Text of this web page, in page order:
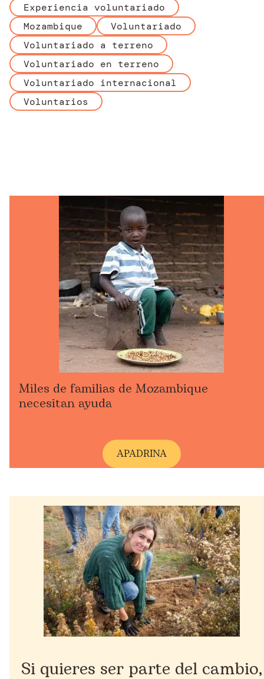
Experiencia voluntariado
Mozambique
Voluntariado
Voluntariado a terreno
Voluntariado en terreno
Voluntariado internacional
Voluntarios
Miles de familias de Mozambique
necesitan ayuda
APADRINA
Si quieres ser parte del cambio,